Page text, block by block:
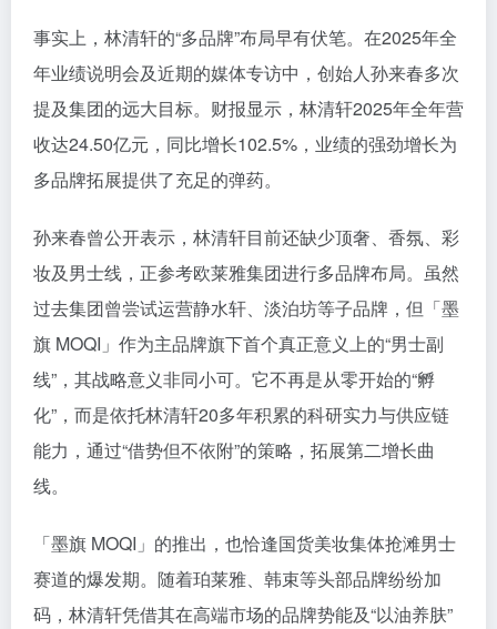
事实上，林清轩的“多品牌”布局早有伏笔。在2025年全
年业绩说明会及近期的媒体专访中，创始人孙来春多次
提及集团的远大目标。财报显示，林清轩2025年全年营
收达24.50亿元，同比增长102.5%，业绩的强劲增长为
多品牌拓展提供了充足的弹药。
孙来春曾公开表示，林清轩目前还缺少顶奢、香氛、彩
妆及男士线，正参考欧莱雅集团进行多品牌布局。虽然
过去集团曾尝试运营静水轩、淡泊坊等子品牌，但「墨
旗 MOQI」作为主品牌旗下首个真正意义上的“男士副
线”，其战略意义非同小可。它不再是从零开始的“孵
化”，而是依托林清轩20多年积累的科研实力与供应链
能力，通过“借势但不依附”的策略，拓展第二增长曲
线。
「墨旗 MOQI」的推出，也恰逢国货美妆集体抢滩男士
赛道的爆发期。随着珀莱雅、韩束等头部品牌纷纷加
码，林清轩凭借其在高端市场的品牌势能及“以油养肤”